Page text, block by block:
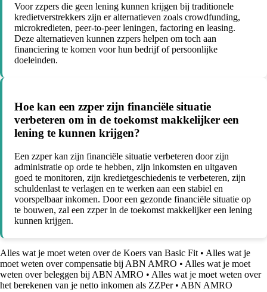
Voor zzpers die geen lening kunnen krijgen bij traditionele
kredietverstrekkers zijn er alternatieven zoals crowdfunding,
microkredieten, peer-to-peer leningen, factoring en leasing.
Deze alternatieven kunnen zzpers helpen om toch aan
financiering te komen voor hun bedrijf of persoonlijke
doeleinden.
Hoe kan een zzper zijn financiële situatie
verbeteren om in de toekomst makkelijker een
lening te kunnen krijgen?
Een zzper kan zijn financiële situatie verbeteren door zijn
administratie op orde te hebben, zijn inkomsten en uitgaven
goed te monitoren, zijn kredietgeschiedenis te verbeteren, zijn
schuldenlast te verlagen en te werken aan een stabiel en
voorspelbaar inkomen. Door een gezonde financiële situatie op
te bouwen, zal een zzper in de toekomst makkelijker een lening
kunnen krijgen.
Alles wat je moet weten over de Koers van Basic Fit • Alles wat je
moet weten over compensatie bij ABN AMRO • Alles wat je moet
weten over beleggen bij ABN AMRO • Alles wat je moet weten over
het berekenen van je netto inkomen als ZZPer• ABN AMRO